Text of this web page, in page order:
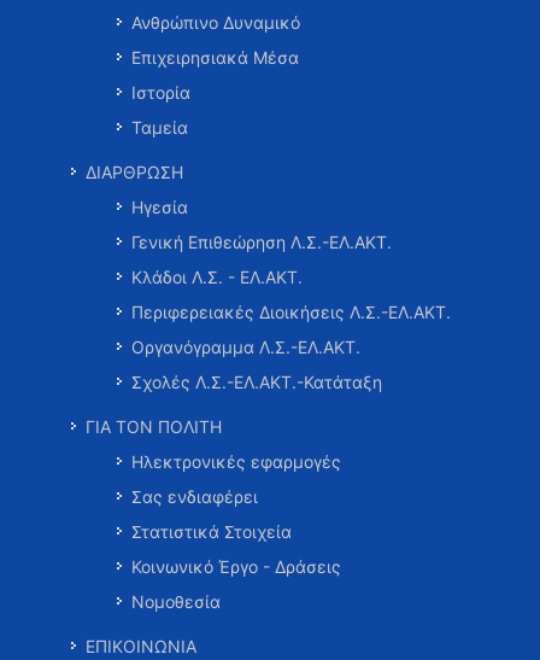
Ανθρώπινο Δυναμικό
Επιχειρησιακά Μέσα
Ιστορία
Ταμεία
ΔΙΑΡΘΡΩΣΗ
Ηγεσία
Γενική Επιθεώρηση Λ.Σ.-ΕΛ.ΑΚΤ.
Κλάδοι Λ.Σ. - ΕΛ.ΑΚΤ.
Περιφερειακές Διοικήσεις Λ.Σ.-ΕΛ.ΑΚΤ.
Οργανόγραμμα Λ.Σ.-ΕΛ.ΑΚΤ.
Σχολές Λ.Σ.-ΕΛ.ΑΚΤ.-Κατάταξη
ΓΙΑ ΤΟΝ ΠΟΛΙΤΗ
Ηλεκτρονικές εφαρμογές
Σας ενδιαφέρει
Στατιστικά Στοιχεία
Κοινωνικό Έργο - Δράσεις
Νομοθεσία
ΕΠΙΚΟΙΝΩΝΙΑ